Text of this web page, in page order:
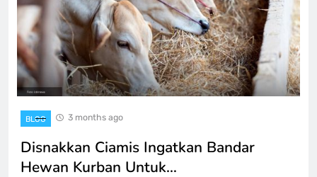
BLOG 3 months ago
Disnakkan Ciamis Ingatkan Bandar
Hewan Kurban Untuk…